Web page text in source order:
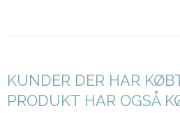
KUNDER DER HAR
PRODUKT HAR OGSÅ